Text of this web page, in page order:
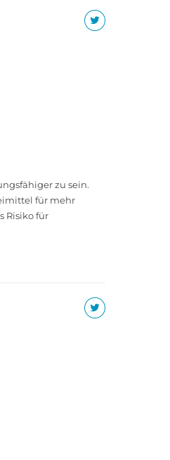
zu sein.
für mehr
Risiko für